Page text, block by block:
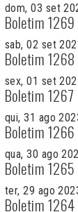
dom, 03 set
Boletim
sab, 02 set
Boletim
sex, 01 set
Boletim
qui, 31 ago
Boletim
qua, 30 ago
Boletim
ter, 29 ago
Boletim